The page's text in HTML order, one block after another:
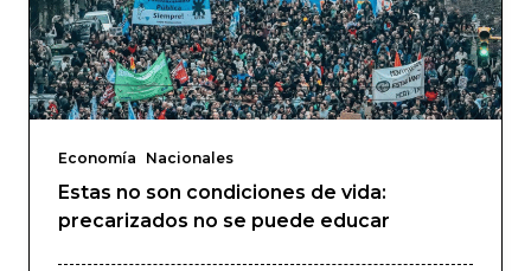
Economía Nacionales
Estas no son condiciones de vida:
precarizados no se puede educar